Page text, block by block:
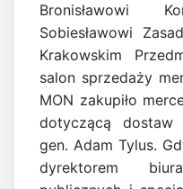
Bronisławowi
Sobiesławowi
Krakowskim
salon sprzedaży
MON zakupiło
dotyczącą dostaw
gen. Adam Tylus.
dyrektorem